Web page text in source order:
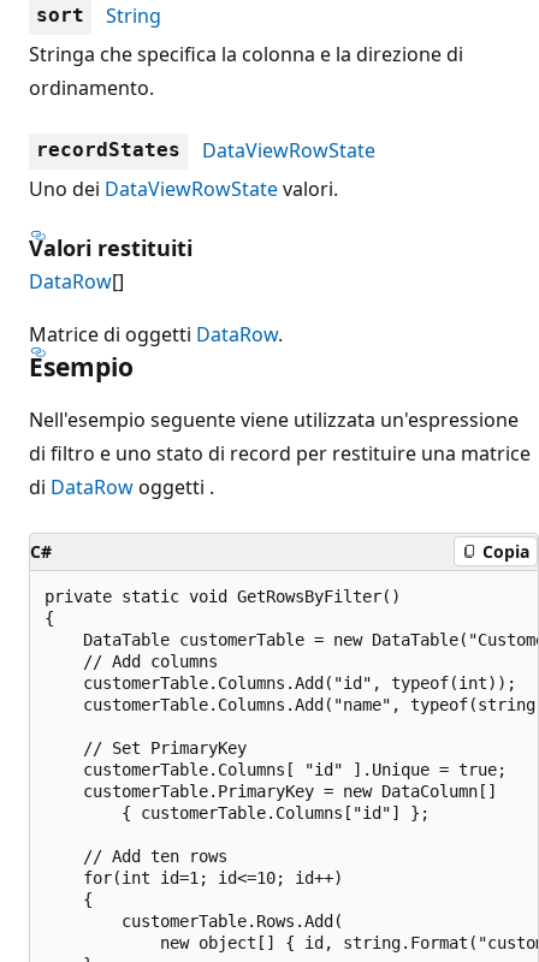
sort
String
Stringa che specifica la colonna e la direzione di
ordinamento.
recordStates
DataViewRowState
Uno dei DataViewRowStatevalori.
Valori restituiti
DataRow[]
Matrice di oggetti DataRow.
Esempio
Nell'esempio seguente viene utilizzata un'espressione
di filtro e uno stato di record per restituire una matrice
di DataRowoggetti .
C# Copia
private static void GetRowsByFilter()
{
DataTable customerTable = new
    // Add columns
    customerTable.Columns.Add("id", typeof(int));
customerTable.Columns.Add("name",
    // Set PrimaryKey
    customerTable.Columns[ "id" ].Unique = true;
    customerTable.PrimaryKey = new DataColumn[]
        { customerTable.Columns["id"] };
    // Add ten rows
    for(int id=1; id<=10; id++)
    {
        customerTable.Rows.Add(
new object[] { id,